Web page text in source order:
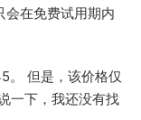
会在免费试用期内
。 但是，该价格仅
一下，我还没有找